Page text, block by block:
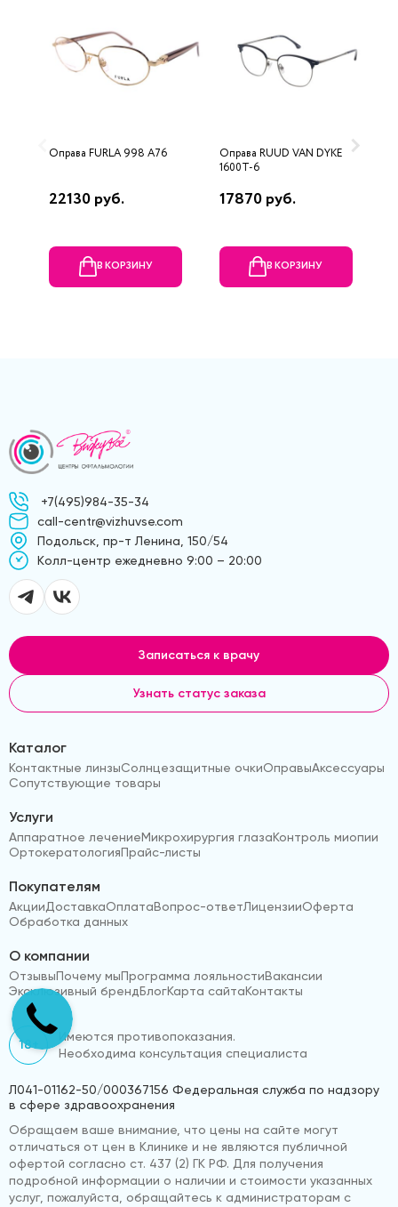
Оправа FURLA 998 A76
22130 руб.
В КОРЗИНУ
Оправа RUUD VAN DYKE
1600T-6
17870 руб.
В КОРЗИНУ
+7(495)984-35-34
call-centr@vizhuvse.com
Подольск, пр-т Ленина, 150/54
Kолл-центр ежедневно 9:00 – 20:00
Записаться к врачу
Узнать статус заказа
Каталог
Контактные линзыСолнцезащитные очкиОправыАксессуары
Сопутствующие товары
Услуги
Аппаратное лечениеМикрохирургия глазаКонтроль миопии
ОртокератологияПрайс-листы
Покупателям
АкцииДоставкаОплатаВопрос-ответЛицензииОферта
Обработка данных
О компании
ОтзывыПочему мыПрограмма лояльностиВакансии
Эксклюзивный брендБлогКарта сайтаКонтакты
18+
Имеются противопоказания.
Необходима консультация специалиста
Л041-01162-50/000367156 Федеральная служба по надзору
в сфере здравоохранения
Обращаем ваше внимание, что цены на сайте могут
отличаться от цен в Клинике и не являются публичной
офертой согласно ст. 437 (2) ГК РФ. Для получения
подробной информации о наличии и стоимости указанных
услуг, пожалуйста, обращайтесь к администраторам с